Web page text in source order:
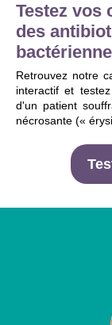
Testez vos
des
Retrouvez notre
interactif et
d'un patient
nécrosante («